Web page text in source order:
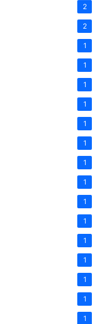
2
2
1
1
1
1
1
1
1
1
1
1
1
1
1
1
1